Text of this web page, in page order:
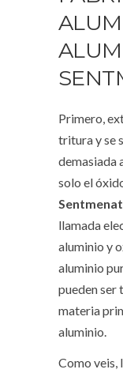
Primero,
tritura y se
demasiada
solo el
Sentmenat
llamada
aluminio y
aluminio
pueden ser
materia
aluminio.
Como veis,